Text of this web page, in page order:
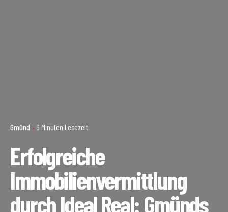
Gmünd 6 Minuten Lesezeit
Erfolgreiche
Immobilienvermittlung
durch Ideal Real: Gmünds